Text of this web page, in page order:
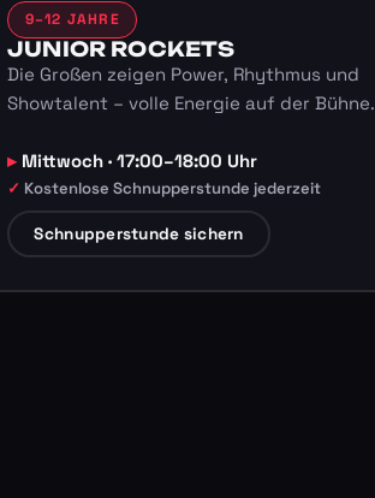
9–12 JAHRE
JUNIOR ROCKETS
Die Großen zeigen Power, Rhythmus und
Showtalent – volle Energie auf der Bühne.
Mittwoch · 17:00–18:00 Uhr
Kostenlose Schnupperstunde jederzeit
Schnupperstunde sichern